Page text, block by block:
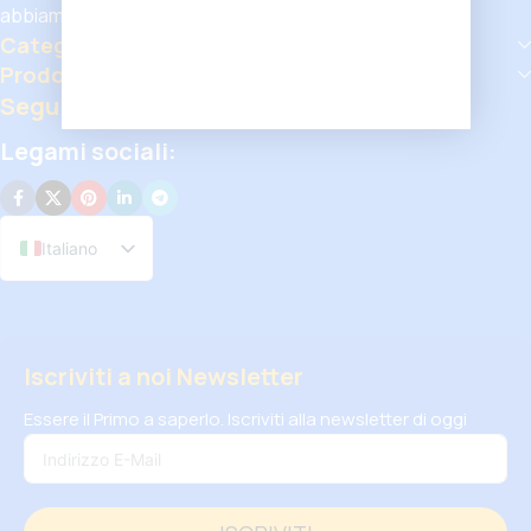
abbiamo qualcosa per tutti.
Categorie Popolari
Prodotti Popolari
Seguici
Legami sociali:
Italiano
Iscriviti a noi Newsletter
Essere il Primo a saperlo. Iscriviti alla newsletter di oggi